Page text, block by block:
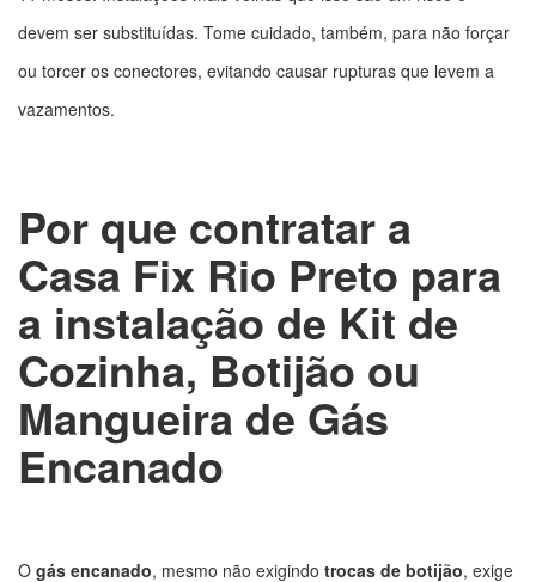
devem ser substituídas. Tome cuidado, também, para não forçar
ou torcer os conectores, evitando causar rupturas que levem a
vazamentos.
Por que contratar a
Casa Fix Rio Preto para
a instalação de Kit de
Cozinha, Botijão ou
Mangueira de Gás
Encanado
O gás encanado, mesmo não exigindo trocas de botijão, exige